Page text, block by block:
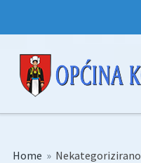
Home » Nekategorizirano